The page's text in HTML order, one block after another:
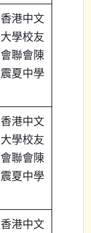
香港中文
大學校友
會聯會陳
震夏中學
香港中文
大學校友
會聯會陳
震夏中學
香港中文